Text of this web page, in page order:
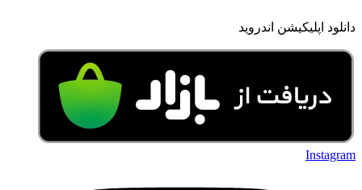
دانلود اپلیکیشن اندروید
Instagram